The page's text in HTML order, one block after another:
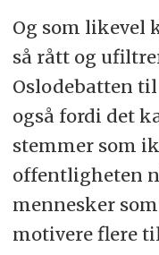
Og som likevel
så rått og
Oslodebatten
også fordi det
stemmer som
offentligheten
mennesker
motivere flere